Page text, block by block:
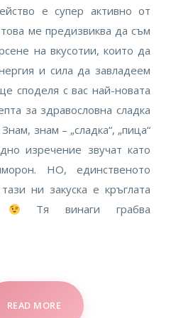
е супер активно от
ме предизвиква да съм
на вкусотии, които да
и сила да завладеем
споделя с вас най-новата
за здравословна сладка
знам – „сладка“, „пица“
изречение звучат като
НО, единственото
ни закуска е кръглата
Тя винаги грабва
READ MORE